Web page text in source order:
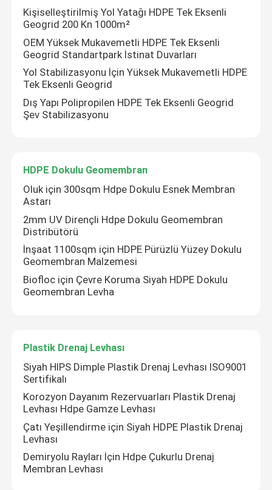
Ev
Kişiselleştirilmiş Yol Yatağı HDPE Tek Eksenli
Geogrid 200 Kn 1000m²
OEM Yüksek Mukavemetli HDPE Tek Eksenli
Geogrid Standartpark İstinat Duvarları
Yol Stabilizasyonu İçin Yüksek Mukavemetli HDPE
Tek Eksenli Geogrid
Dış Yapı Polipropilen HDPE Tek Eksenli Geogrid
Şev Stabilizasyonu
HDPE Dokulu Geomembran
Oluk için 300sqm Hdpe Dokulu Esnek Membran
Astarı
2mm UV Dirençli Hdpe Dokulu Geomembran
Distribütörü
İnşaat 1100sqm için HDPE Pürüzlü Yüzey Dokulu
Geomembran Malzemesi
Biofloc için Çevre Koruma Siyah HDPE Dokulu
Geomembran Levha
Plastik Drenaj Levhası
Siyah HIPS Dimple Plastik Drenaj Levhası ISO9001
Sertifikalı
Korozyon Dayanım Rezervuarları Plastik Drenaj
Levhası Hdpe Gamze Levhası
Çatı Yeşillendirme için Siyah HDPE Plastik Drenaj
Levhası
Demiryolu Rayları İçin Hdpe Çukurlu Drenaj
Membran Levhası